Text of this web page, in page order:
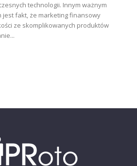
technologii. Innym ważnym
jest fakt, że marketing finansowy
ze skomplikowanych produktów